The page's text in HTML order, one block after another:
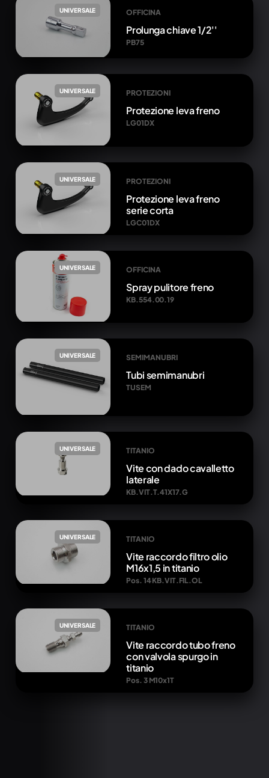
UNIVERSALE OFFICINA
Prolunga chiave 1/2''
PB75
UNIVERSALE PROTEZIONI
Protezione leva freno
LG01DX
UNIVERSALE PROTEZIONI
Protezione leva freno
serie corta
LGC01DX
UNIVERSALE OFFICINA
Spray pulitore freno
KB.554.00.19
UNIVERSALE SEMIMANUBRI
Tubi semimanubri
TUSEM
UNIVERSALE TITANIO
Vite con dado cavalletto
laterale
KB.VIT.T.41X17.G
UNIVERSALE TITANIO
Vite raccordo filtro olio
M16x1,5 in titanio
Pos. 14 KB.VIT.FIL.OL
UNIVERSALE TITANIO
Vite raccordo tubo freno
con valvola spurgo in
titanio
Pos. 3 M10x1T